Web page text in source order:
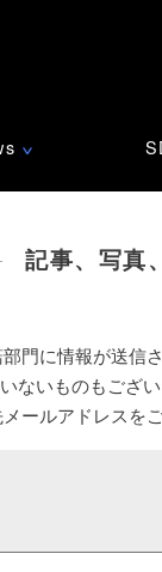
∨
記事、写真
門に情報が送信
ないものもござ
ールアドレスを